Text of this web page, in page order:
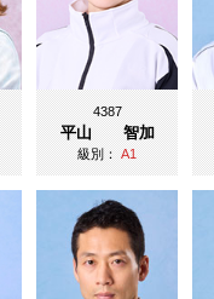
4387
平山 智加
級別：A1